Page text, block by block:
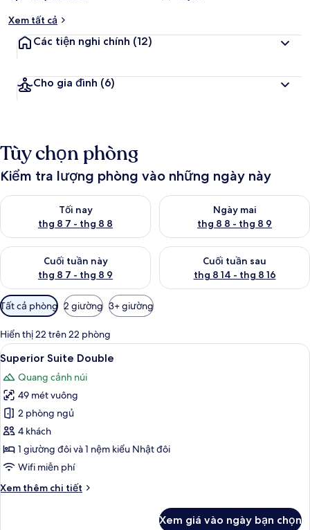
Xem tất cả
Các tiện nghi chính (12)
Cho gia đình (6)
Tùy chọn phòng
Kiểm tra lượng phòng vào những ngày này
Tối nay
thg 8 7 - thg 8 8
Kiểm tra lượng phòng tối nay từ thg 8 7 - thg 8 8
Ngày mai
thg 8 8 - thg 8 9
Kiểm tra lượng phòng ngày
Cuối tuần này
thg 8 7 - thg 8 9
Kiểm tra lượng phòng cuối tuần này từ thg 8 7 - thg 8 9
Cuối tuần sau
thg 8 14 - thg 8 16
Kiểm tra lượng phòng cuối
Bộ
lọc
có
thể
dùng
để
lọc
tìm
phòng
Tất cả phòng 2 giường 3+ giường
Hiển thị 22 trên 22 phòng
Xem
tất
cả
ảnh
Superior
Suite
Double
TV màn hình phẳng 55-inch có
7
Superior Suite Double
Quang cảnh núi
49 mét vuông
2 phòng ngủ
4 khách
1 giường đôi và 1 nệm kiểu Nhật đôi
Wifi miễn phí
Xem thêm chi tiết
Chi
Xem giá vào ngày bạn chọn